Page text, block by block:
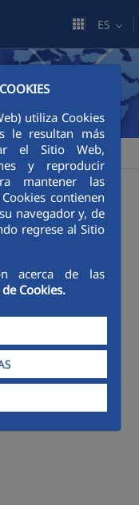
utiliza Cookies
le resultan más
el Sitio Web,
y reproducir
mantener las
contienen
navegador y, de
regrese al Sitio
acerca de las
Cookies.
ES